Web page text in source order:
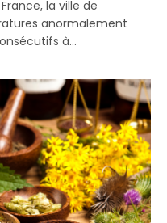
la ville de
anormalement
à…